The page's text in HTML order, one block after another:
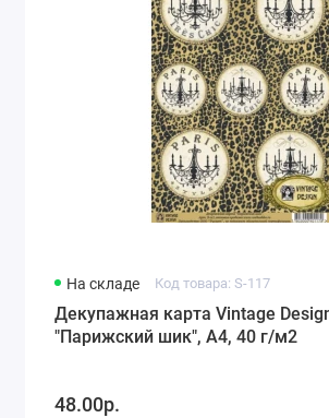
На складе Код товара: S-117
Декупажная карта Vintage
"Парижский шик", А4, 40 г/м2
48.00р.